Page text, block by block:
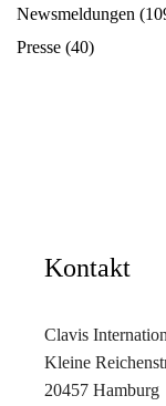
Newsmeldungen
Presse (40)
Kontakt
Clavis
Kleine
20457 Hamburg